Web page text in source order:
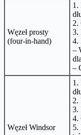
Węzeł prosty
(four-in-hand)
1.
2.
3.
4.
–
–
Węzeł Windsor
1.
2.
3.
4.
5.